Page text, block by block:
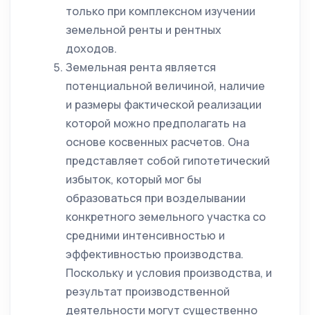
только при комплексном изучении
земельной ренты и рентных
доходов.
Земельная рента является
потенциальной величиной, наличие
и размеры фактической реализации
которой можно предполагать на
основе косвенных расчетов. Она
представляет собой гипотетический
избыток, который мог бы
образоваться при возделывании
конкретного земельного участка со
средними интенсивностью и
эффективностью производства.
Поскольку и условия производства, и
результат производственной
деятельности могут существенно